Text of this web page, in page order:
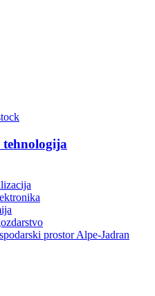
tehnologija
prostor Alpe-Jadran